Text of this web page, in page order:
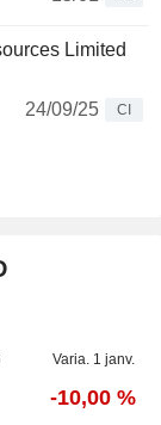
Limited
24/09/25
CI
Varia. 1 janv.
-10,00 %